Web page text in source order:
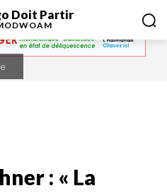
Doit Partir
: « La